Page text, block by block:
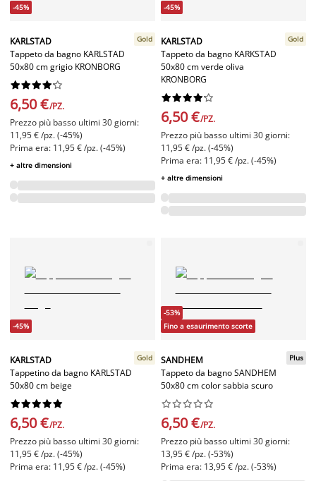
-45%
KARLSTAD
Tappeto da bagno KARLSTAD
50x80 cm grigio KRONBORG
Gold






6,50 €/PZ.
Prezzo più basso ultimi 30 giorni:
11,95 € /pz. (-45%)
Prima era: 11,95 € /pz. (-45%)
+ altre dimensioni
-45%
KARLSTAD
Tappeto da bagno KARKSTAD
50x80 cm verde oliva
KRONBORG
Gold






6,50 €/PZ.
Prezzo più basso ultimi 30 giorni:
11,95 € /pz. (-45%)
Prima era: 11,95 € /pz. (-45%)
+ altre dimensioni
-45%
KARLSTAD
Tappetino da bagno KARLSTAD
50x80 cm beige
Gold






6,50 €/PZ.
Prezzo più basso ultimi 30 giorni:
11,95 € /pz. (-45%)
Prima era: 11,95 € /pz. (-45%)
-53%
Fino a esaurimento scorte
SANDHEM
Tappeto da bagno SANDHEM
50x80 cm color sabbia scuro
Plus






6,50 €/PZ.
Prezzo più basso ultimi 30 giorni:
13,95 € /pz. (-53%)
Prima era: 13,95 € /pz. (-53%)